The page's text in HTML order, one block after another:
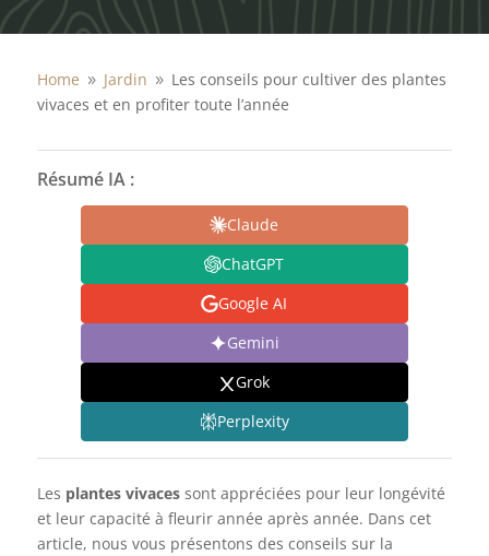
Home 9 Jardin 9 Les conseils pour cultiver des plantes
vivaces et en profiter toute l’année
Résumé IA :
Claude
ChatGPT
Google AI
Gemini
Grok
Perplexity
Les plantes vivacessont appréciées pour leur longévité
et leur capacité à fleurir année après année. Dans cet
article, nous vous présentons des conseils sur la